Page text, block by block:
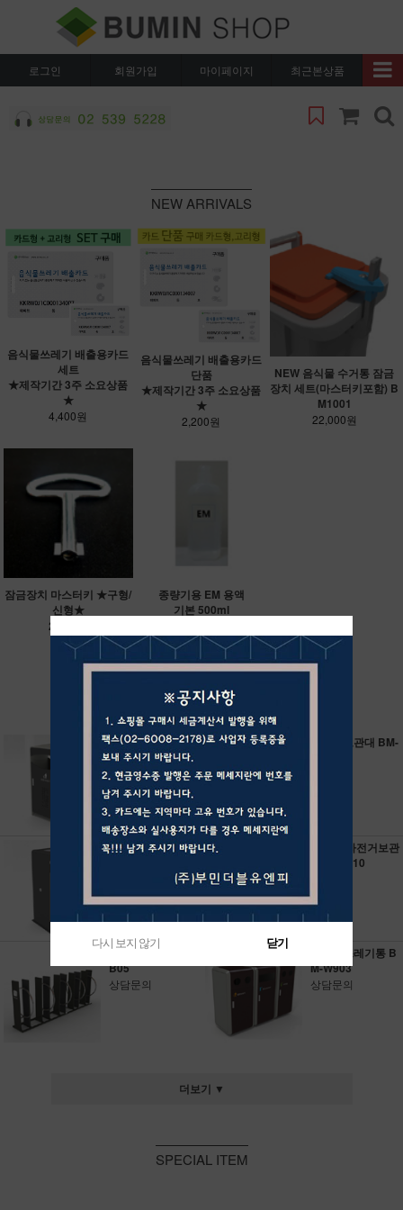
로그인 회원가입 마이페이지 최근본상품
NEW ARRIVALS
음식물쓰레기 배출용카드
세트
★제작기간 3주 소요상품
★
4,400원
음식물쓰레기 배출용카드
단품
★제작기간 3주 소요상품
★
2,200원
NEW 음식물 수거통 잠금
장치 세트(마스터키포함) B
M1001
22,000원
잠금장치 마스터키 ★구형/
신형★
2,200원
종량기용 EM 용액
기본 500ml
RECOMMEND ITEM
가로변쓰레기통/B
M-W700
상단문의
자전거보관대 BM-
가로변쓰레기통 B
케비넷 자전거보관
대 BM-B10
자전거거치대 BM-
B05
상담문의
가로변쓰레기통 B
M-W903
상담문의
더보기 ▼
SPECIAL ITEM
다시 보지 않기 닫기
다시 보지 않기 닫기